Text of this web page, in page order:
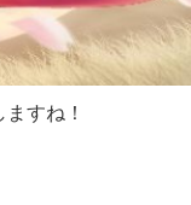
すね！